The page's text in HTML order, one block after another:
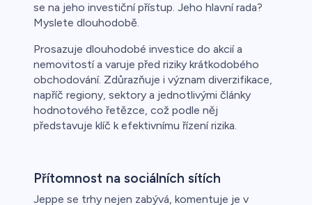
se na jeho investiční přístup. Jeho hlavní rada?
Myslete dlouhodobě.
Prosazuje dlouhodobé investice do akcií a
nemovitostí a varuje před riziky krátkodobého
obchodování. Zdůrazňuje i význam diverzifikace,
napříč regiony, sektory a jednotlivými články
hodnotového řetězce, což podle něj
představuje klíč k efektivnímu řízení rizika.
Přítomnost na sociálních sítích
Jeppe se trhy nejen zabývá, komentuje je v